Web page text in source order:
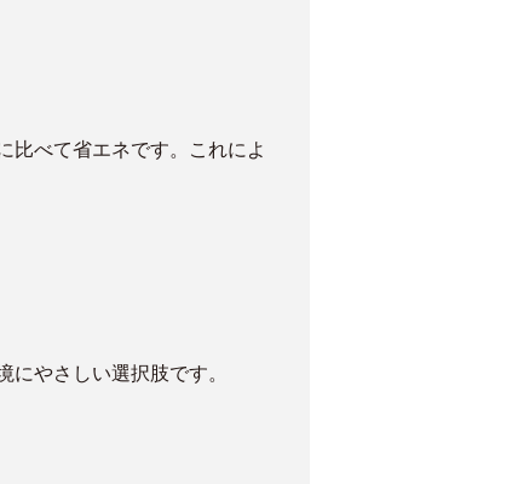
比べて省エネです。これによ
やさしい選択肢です。